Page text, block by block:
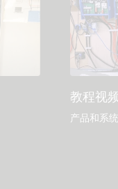
教程视
产品和系